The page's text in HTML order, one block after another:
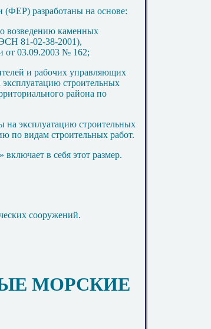
(ФЕР) разработаны на основе:
возведению каменных
81-02-38-2001),
от 03.09.2003 № 162;
и рабочих управляющих
строительных
района по
на эксплуатацию строительных
по видам строительных работ.
в себя этот размер.
сооружений.
МОРСКИЕ